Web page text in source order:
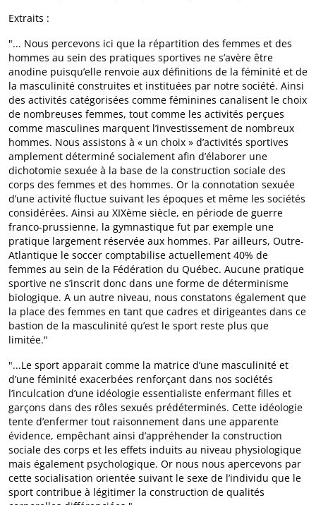
Extraits :
"... Nous percevons ici que la répartition des femmes et des
hommes au sein des pratiques sportives ne s’avère être
anodine puisqu’elle renvoie aux définitions de la féminité et de
la masculinité construites et instituées par notre société. Ainsi
des activités catégorisées comme féminines canalisent le choix
de nombreuses femmes, tout comme les activités perçues
comme masculines marquent l’investissement de nombreux
hommes. Nous assistons à « un choix » d’activités sportives
amplement déterminé socialement afin d’élaborer une
dichotomie sexuée à la base de la construction sociale des
corps des femmes et des hommes. Or la connotation sexuée
d’une activité fluctue suivant les époques et même les sociétés
considérées. Ainsi au XIXème siècle, en période de guerre
franco-prussienne, la gymnastique fut par exemple une
pratique largement réservée aux hommes. Par ailleurs, Outre-
Atlantique le soccer comptabilise actuellement 40% de
femmes au sein de la Fédération du Québec. Aucune pratique
sportive ne s’inscrit donc dans une forme de déterminisme
biologique. A un autre niveau, nous constatons également que
la place des femmes en tant que cadres et dirigeantes dans ce
bastion de la masculinité qu’est le sport reste plus que
limitée."
"...Le sport apparait comme la matrice d’une masculinité et
d’une féminité exacerbées renforçant dans nos sociétés
l’inculcation d’une idéologie essentialiste enfermant filles et
garçons dans des rôles sexués prédéterminés. Cette idéologie
tente d’enfermer tout raisonnement dans une apparente
évidence, empêchant ainsi d’appréhender la construction
sociale des corps et les effets induits au niveau physiologique
mais également psychologique. Or nous nous apercevons par
cette socialisation orientée suivant le sexe de l’individu que le
sport contribue à légitimer la construction de qualités